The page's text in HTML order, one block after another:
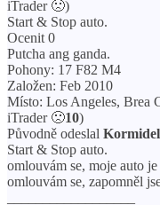
iTrader 🙁)
Start & Stop auto.
Ocenit 0
Putcha ang ganda.
Pohony: 17 F82 M4
Založen: Feb 2010
Místo: Los Angeles, Brea
iTrader 🙁10)
Původně odeslal
Start & Stop auto.
omlouvám se, moje auto
omlouvám se, zapomněl